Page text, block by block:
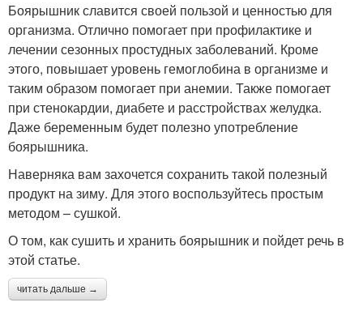
Боярышник славится своей пользой и ценностью для
организма. Отлично помогает при профилактике и
лечении сезонных простудных заболеваний. Кроме
этого, повышает уровень гемоглобина в организме и
таким образом помогает при анемии. Также помогает
при стенокардии, диабете и расстройствах желудка.
Даже беременным будет полезно употребление
боярышника.
Наверняка вам захочется сохранить такой полезный
продукт на зиму. Для этого воспользуйтесь простым
методом – сушкой.
О том, как сушить и хранить боярышник и пойдет речь в
этой статье.
читать дальше →